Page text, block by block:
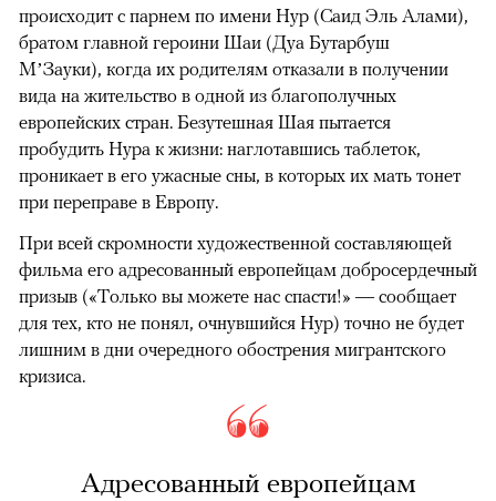
происходит с парнем по имени Нур (Саид Эль Алами),
братом главной героини Шаи (Дуа Бутарбуш
М’Зауки), когда их родителям отказали в получении
вида на жительство в одной из благополучных
европейских стран. Безутешная Шая пытается
пробудить Нура к жизни: наглотавшись таблеток,
проникает в его ужасные сны, в которых их мать тонет
при переправе в Европу.
При всей скромности художественной составляющей
фильма его адресованный европейцам добросердечный
призыв («Только вы можете нас спасти!» — сообщает
для тех, кто не понял, очнувшийся Нур) точно не будет
лишним в дни очередного обострения мигрантского
кризиса.
Адресованный европейцам